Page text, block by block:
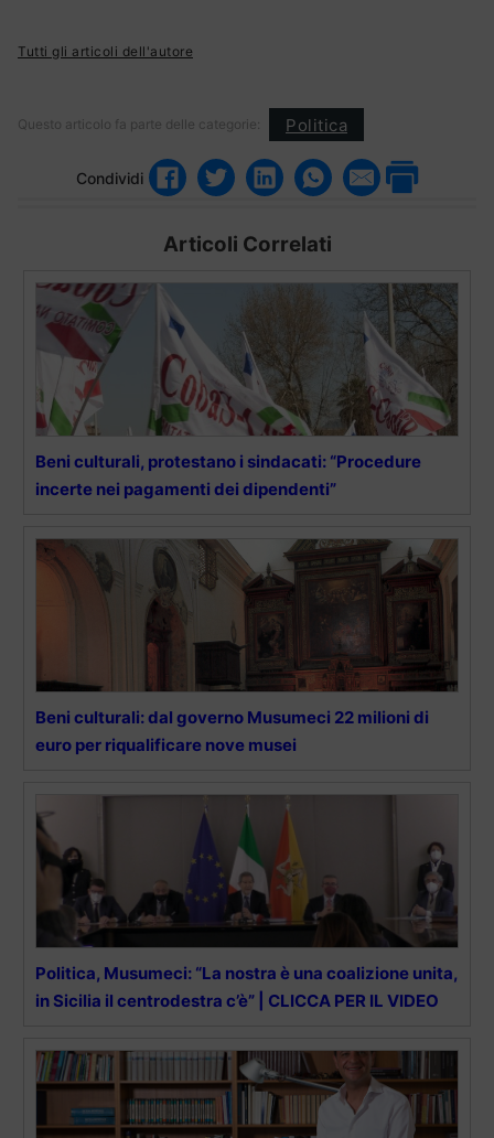
Tutti gli articoli dell'autore
Questo articolo fa parte delle categorie: Politica
Condividi
Articoli Correlati
Beni culturali, protestano i sindacati: “Procedure
incerte nei pagamenti dei dipendenti”
Beni culturali: dal governo Musumeci 22 milioni di
euro per riqualificare nove musei
Politica, Musumeci: “La nostra è una coalizione unita,
in Sicilia il centrodestra c’è” | CLICCA PER IL VIDEO